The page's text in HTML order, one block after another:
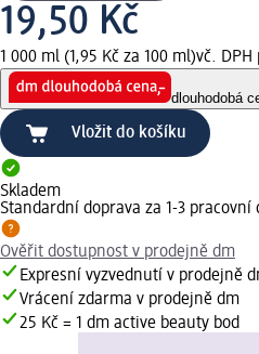
19,50 Kč
1 000 ml (1,95 Kč za 100 ml)vč. DPH
dlouhodobá
Vložit do košíku
Skladem
Standardní doprava za 1-3 pracovní
Ověřit dostupnost v prodejně dm
Expresní vyzvednutí v prodejně
Vrácení zdarma v prodejně dm
25 Kč = 1 dm active beauty bod